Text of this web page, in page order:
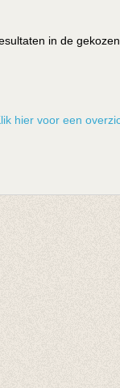
in de
hier voor een